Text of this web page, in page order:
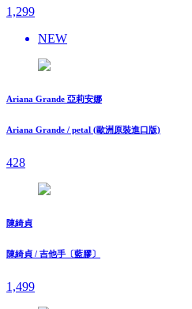
1,299
NEW
Ariana Grande 亞莉安娜
Ariana Grande / petal (歐洲原裝進口版)
428
陳綺貞
陳綺貞 / 吉他手〔藍膠〕
1,499